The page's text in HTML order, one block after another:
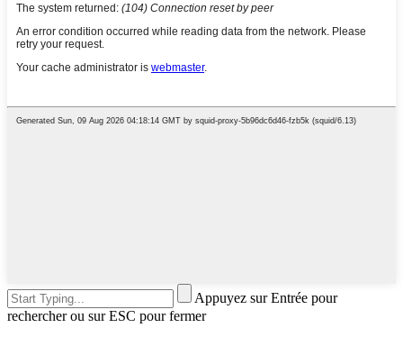
Appuyez sur Entrée pour
rechercher ou sur ESC pour fermer